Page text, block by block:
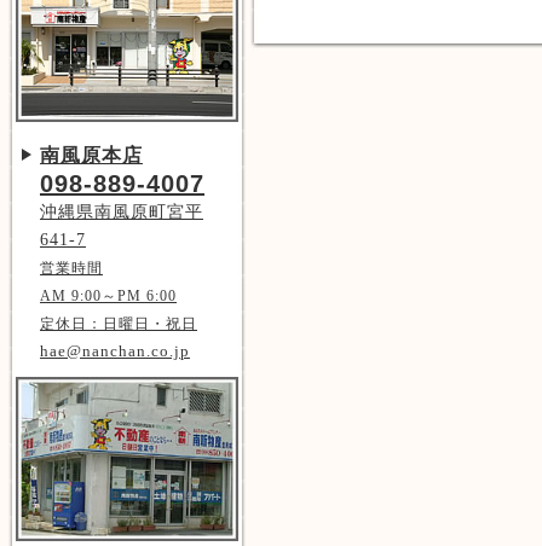
南風原本店
098-889-4007
沖縄県南風原町宮平
641-7
営業時間
AM 9:00～PM 6:00
定休日：日曜日・祝日
hae@nanchan.co.jp